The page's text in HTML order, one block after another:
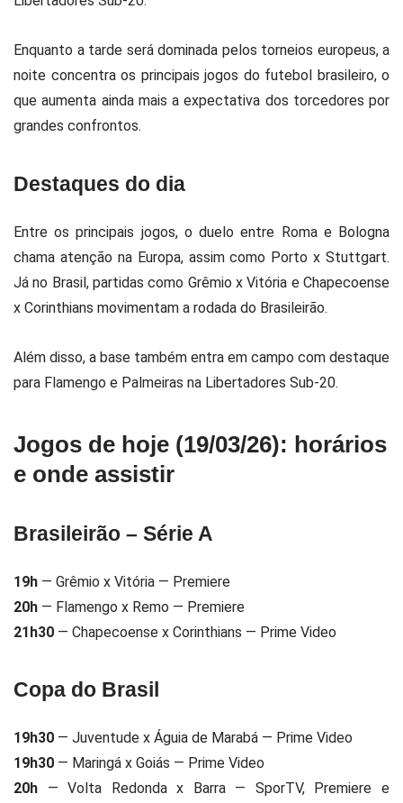
Enquanto a tarde será dominada pelos torneios europeus, a
noite concentra os principais jogos do futebol brasileiro, o
que aumenta ainda mais a expectativa dos torcedores por
grandes confrontos.
Destaques do dia
Entre os principais jogos, o duelo entre Romae Bologna
chama atenção na Europa, assim como Porto x Stuttgart.
Já no Brasil, partidas como Grêmio xVitória eChapecoense
x Corinthians movimentam a rodada do Brasileirão.
Além disso, a base também entra em campo com destaque
para Flamengo e Palmeiras na Libertadores Sub-20.
Jogos de hoje (19/03/26): horários
e onde assistir
Brasileirão – Série A
19h — Grêmio x Vitória — Premiere
20h — Flamengo x Remo — Premiere
21h30 — Chapecoense x Corinthians — Prime Video
Copa do Brasil
19h30 — Juventude x Águia de Marabá — Prime Video
19h30 — Maringá x Goiás — Prime Video
20h — Volta Redonda x Barra — SporTV, Premiere e